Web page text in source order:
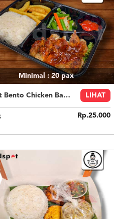
Minimal : 20pax
Paket Bento Chicken Barbeque LIHAT
Rp.25.000